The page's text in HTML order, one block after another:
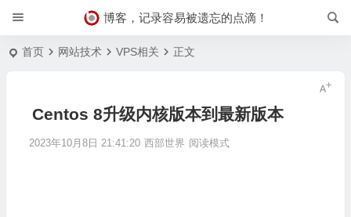
博客，记录容易被遗忘的点滴！
首页 网站技术 VPS相关 正文
Centos 8升级内核版本到最新版本
2023年10月8日 21:41:20 西部世界 阅读模式